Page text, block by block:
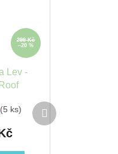
299 Kč
–20 %
Lev -
(5 ks)
Další
produkt